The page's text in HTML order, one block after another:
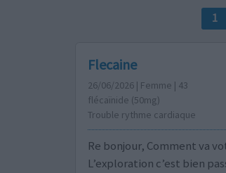
1
Flecaine
26/06/2026 | Femme | 43
flécaïnide (50mg)
Trouble rythme cardiaque
Re bonjour, Comment va
L’exploration c’est bien